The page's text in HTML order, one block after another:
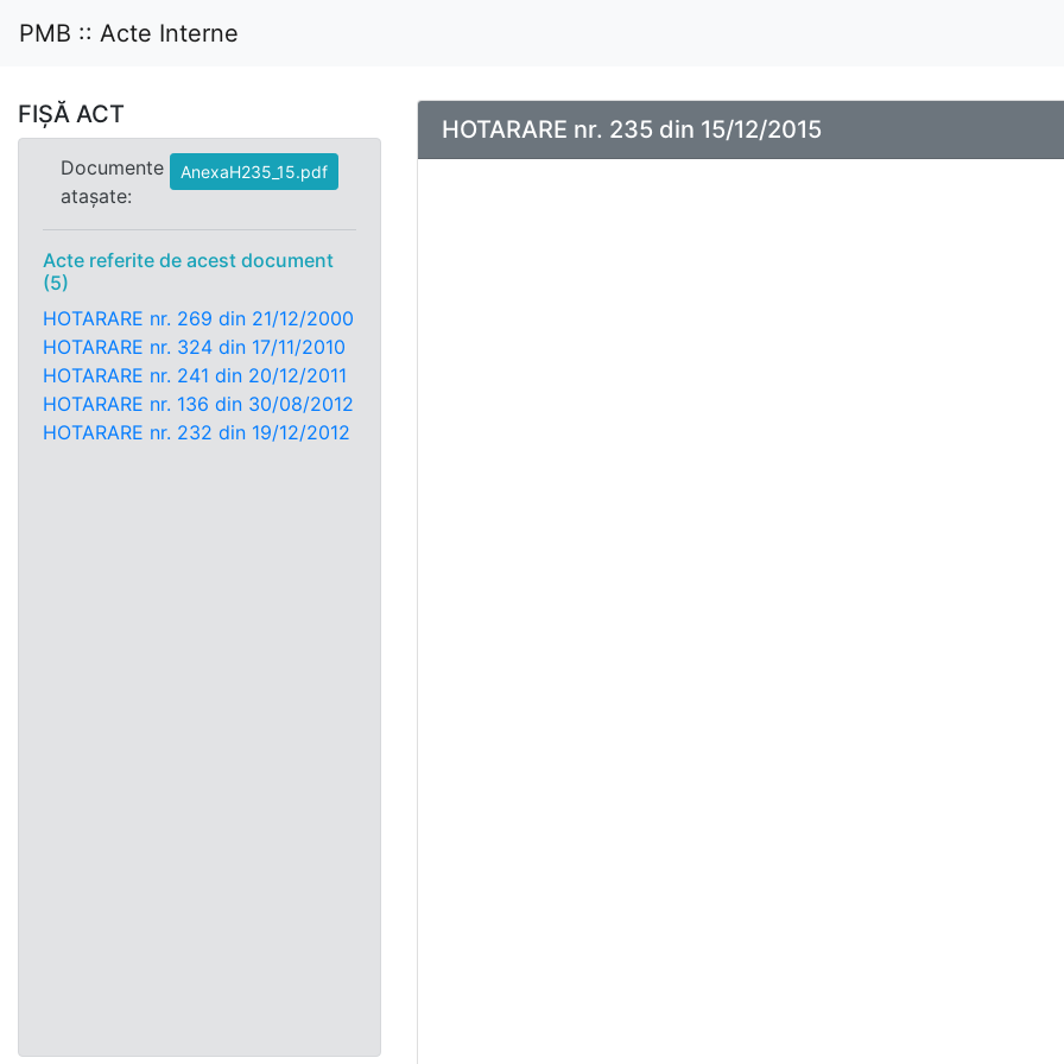
PMB :: Acte Interne
FIȘĂ ACT
Documente
atașate:
AnexaH235_15.pdf
Acte referite de acest document
(5)
HOTARARE nr. 269 din 21/12/2000
HOTARARE nr. 324 din 17/11/2010
HOTARARE nr. 241 din 20/12/2011
HOTARARE nr. 136 din 30/08/2012
HOTARARE nr. 232 din 19/12/2012
HOTARARE nr. 235 din 15/12/2015